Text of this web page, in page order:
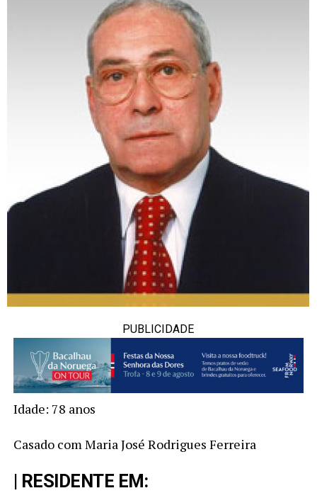
PUBLICIDADE
Idade: 78 anos
Casado com Maria José Rodrigues Ferreira
| RESIDENTE EM: